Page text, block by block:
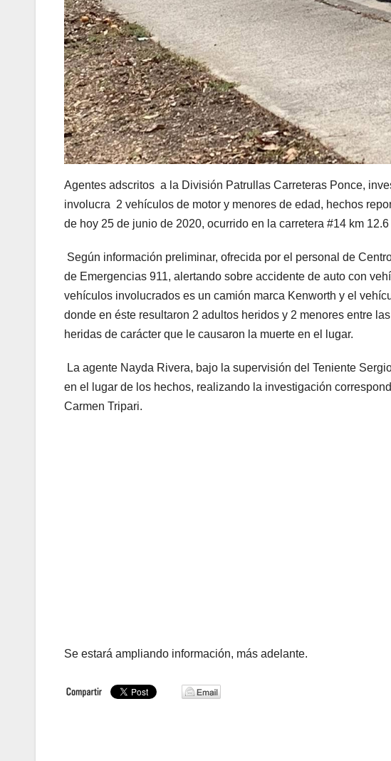
Agentes adscritos a la División Patrullas Carreteras Ponce,
involucra 2 vehículos de motor y menores de edad, hechos
de hoy 25 de junio de 2020, ocurrido en la carretera #14 km
Según información preliminar, ofrecida por el personal de
de Emergencias 911, alertando sobre accidente de auto con
vehículos involucrados es un camión marca Kenworth y el
donde en éste resultaron 2 adultos heridos y 2 menores entre
heridas de carácter que le causaron la muerte en el lugar.
La agente Nayda Rivera, bajo la supervisión del Teniente
en el lugar de los hechos, realizando la investigación
Carmen Tripari.
Se estará ampliando información, más adelante.